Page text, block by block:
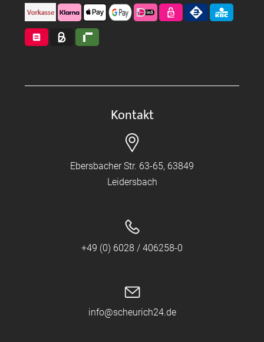
Kontakt
Ebersbacher Str. 63-65, 63849
Leidersbach
+49 (0) 6028 / 406258-0
info@scheurich24.de